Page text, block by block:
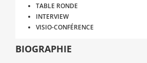
TABLE RONDE
INTERVIEW
VISIO-CONFÉRENCE
BIOGRAPHIE